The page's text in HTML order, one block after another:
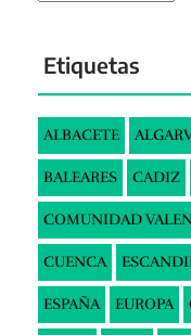
Etiquetas
ALBACETE
BALEARES CADIZ
COMUNIDAD
CUENCA
ESPAÑA EUROPA